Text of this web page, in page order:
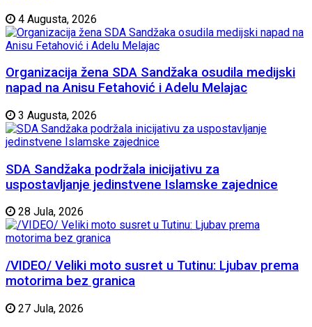
4 Augusta, 2026
Organizacija žena SDA Sandžaka osudila medijski
napad na Anisu Fetahović i Adelu Melajac
3 Augusta, 2026
SDA Sandžaka podržala inicijativu za
uspostavljanje jedinstvene Islamske zajednice
28 Jula, 2026
/VIDEO/ Veliki moto susret u Tutinu: Ljubav prema
motorima bez granica
27 Jula, 2026